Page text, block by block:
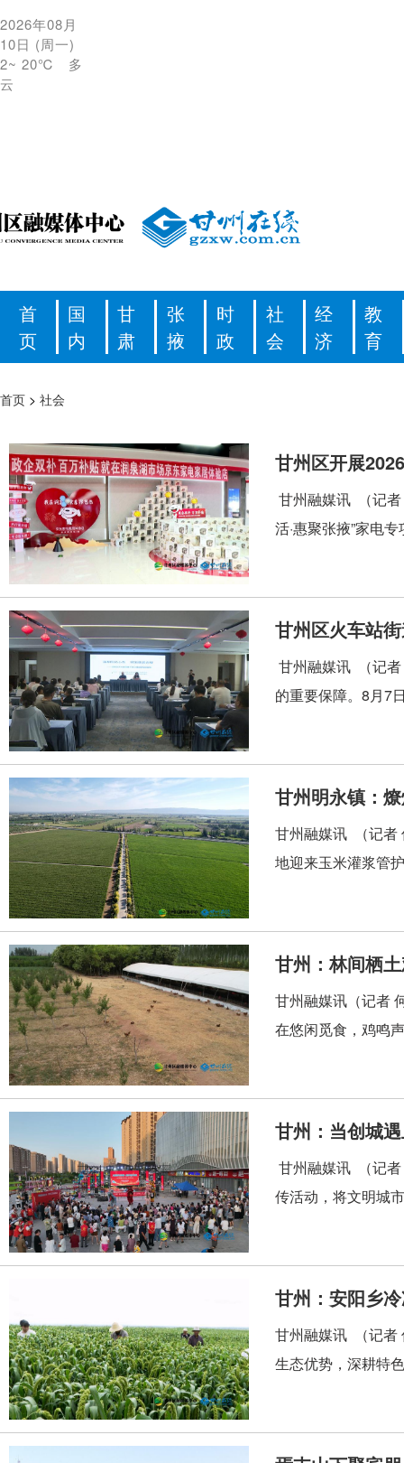
2026年08月
10日 (周一)
2~ 20℃
多
云
首
页
国
内
甘
肃
张
掖
时
政
社
会
经
济
教
育
首页 > 社会
甘州区开展
甘州融媒讯 （记
活·惠聚张掖”家电
甘州区火车站
甘州融媒讯 （记
的重要保障。8月7
甘州明永镇：
甘州融媒讯 （记者
地迎来玉米灌浆管
甘州：林间栖
甘州融媒讯（记者
在悠闲觅食，鸡鸣
甘州：当创城
甘州融媒讯 （记者
传活动，将文明城
甘州：安阳乡
甘州融媒讯 （记者
生态优势，深耕特